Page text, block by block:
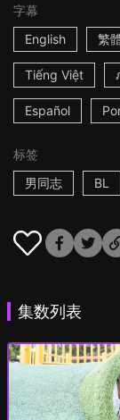
字幕
English
繁
Tiếng Việt
Español
标签
男同志
BL
集数列表